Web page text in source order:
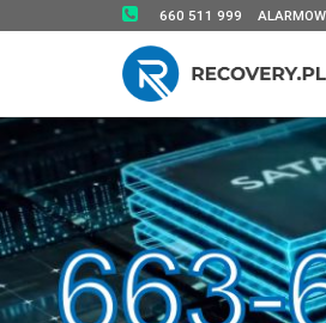
660 511 999